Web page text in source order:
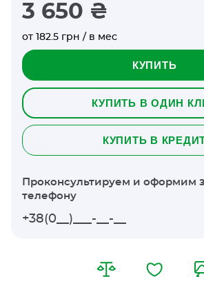
3 650 ₴
от 182.5 грн / в мес
КУПИТЬ В ОДИН
КУПИТЬ
КУПИТЬ В
Проконсультируем и оформим
телефону